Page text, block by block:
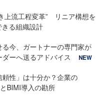
上流工程変革” リニア構想を
る組織設計
今、ガートナーの専門家が
ーへ送るアドバイス
NEW
頼性」は十分か？企業の
BIMI導入の勘所